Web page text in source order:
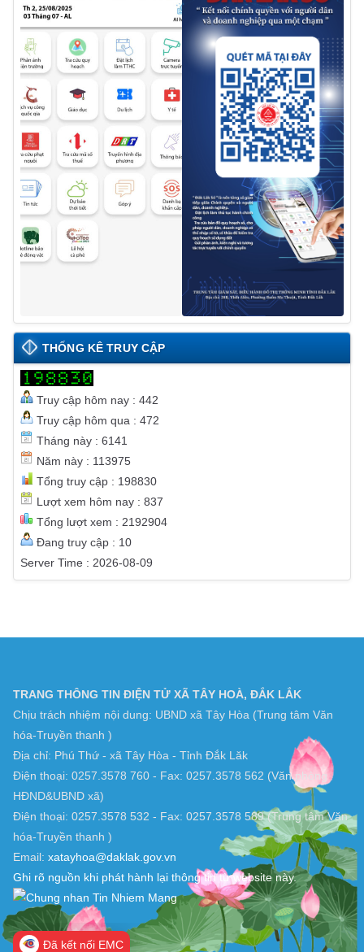
THỐNG KÊ TRUY CẬP
Truy cập hôm nay : 442
Truy cập hôm qua : 472
Tháng này : 6141
Năm này : 113975
Tổng truy cập : 198830
Lượt xem hôm nay : 837
Tổng lượt xem : 2192904
Đang truy cập : 10
Server Time : 2026-08-09
TRANG THÔNG TIN ĐIỆN TỬ XÃ TÂY HOÀ, ĐẮK LẮK
Chịu trách nhiệm nội dung: UBND xã Tây Hòa (Trung tâm Văn
hóa-Truyền thanh )
Địa chỉ: Phú Thứ - xã Tây Hòa - Tỉnh Đắk Lăk
Điện thoại: 0257.3578 760 - Fax: 0257.3578 562 (Văn phòng
HĐND&UBND xã)
Điện thoại: 0257.3578 532 - Fax: 0257.3578 589 (Trung tâm Văn
hóa-Truyền thanh )
Email: xatayhoa@daklak.gov.vn
Ghi rõ nguồn khi phát hành lại thông tin từ website này.
Đã kết nối EMC